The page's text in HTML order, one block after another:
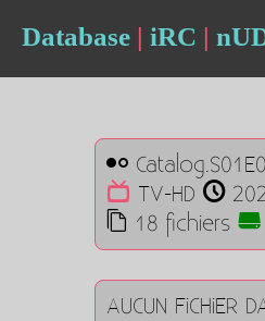
Database | iRC |
TV-HD
18 fichiers
AUCUN FiCHiER